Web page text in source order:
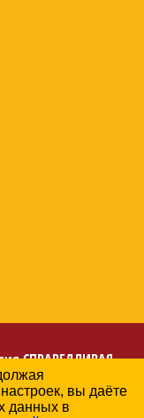
СПРАВЕДЛИВАЯ
крае
вы даёте
данных в